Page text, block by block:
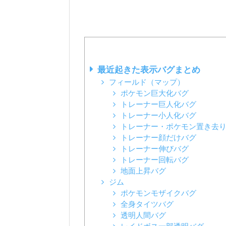
最近起きた表示バグまとめ
フィールド（マップ）
ポケモン巨大化バグ
トレーナー巨人化バグ
トレーナー小人化バグ
トレーナー・ポケモン置き去
トレーナー顔だけバグ
トレーナー伸びバグ
トレーナー回転バグ
地面上昇バグ
ジム
ポケモンモザイクバグ
全身タイツバグ
透明人間バグ